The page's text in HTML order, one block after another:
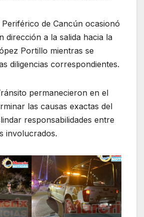
Periférico de Cancún ocasionó
dirección a la salida hacia la
Portillo mientras se
diligencias correspondientes.
permanecieron en el
las causas exactas del
responsabilidades entre
involucrados.